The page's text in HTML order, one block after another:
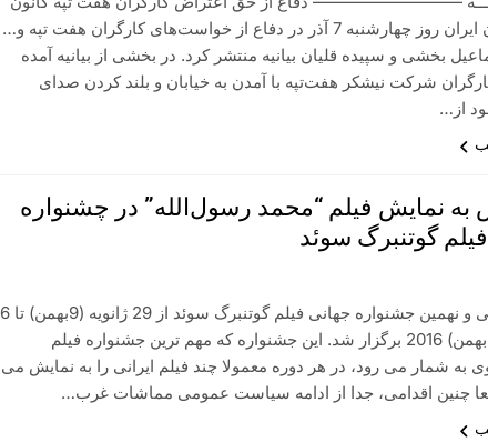
نویسندگان ایران روز چهارشنبه 7 آذر در دفاع از خواست‌های کارگران هفت تپه و…
بخشی و سپیده قلیان بیانیه منتشر کرد. در بخشی از بیانیه آمده
شرکت نیشکر هفت‌تپه با آمدن به خیابان و بلند کردن صدای
از…
به نمایش فیلم “محمد رسول‌الله” در چشنواره
گوتنبرگ سوئد
اشاره: سی و نهمین جشنواره جهانی فیلم گوتنبرگ سوئد از 29 ژانویه (9بهمن) تا 6
فوریه (17 بهمن) 2016 برگزار شد. این جشنواره که مهم ترین جشنواره فیلم
به شمار می رود، در هر دوره معمولا چند فیلم ایرانی را به نمایش می
چنین اقدامی، جدا از ادامه سیاست عمومی مماشات غرب…